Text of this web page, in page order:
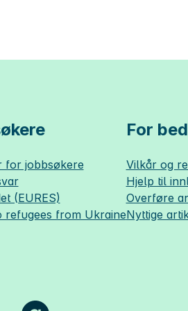
for jobbsøkere
(EURES)
from Ukraine
For
Vilkår og
Hjelp til
Overføre
Nyttige